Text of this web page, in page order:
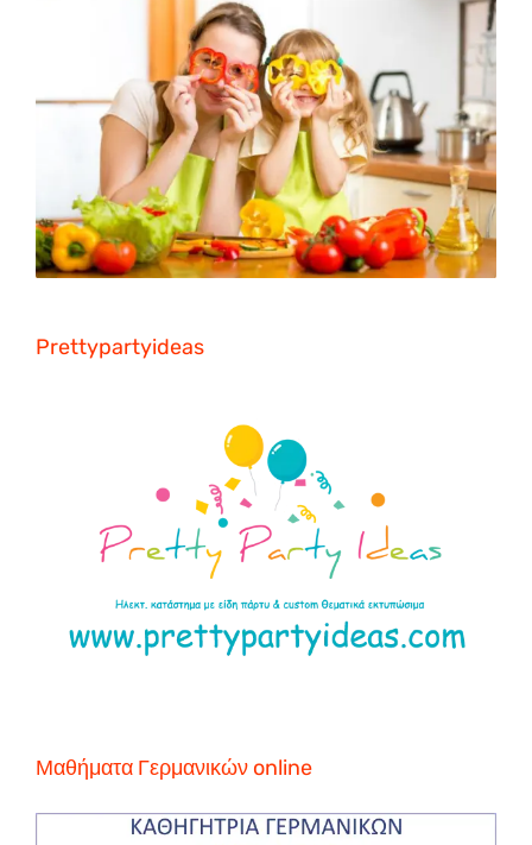
Prettypartyideas
Μαθήματα Γερμανικών online